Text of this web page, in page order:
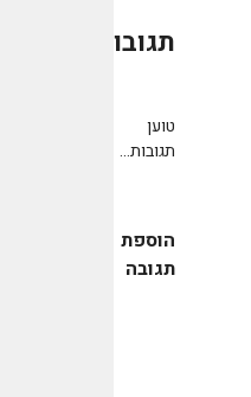
תגובות
טוען
תגובות...
הוספת
תגובה